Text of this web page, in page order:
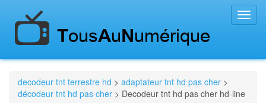
decodeur tnt terrestre hd > adaptateur tnt hd pas cher >
décodeur tnt hd pas cher > Decodeur tnt hd pas cher hd-line